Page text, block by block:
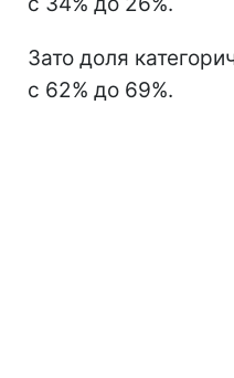
Зато доля
с 62% до 69%.